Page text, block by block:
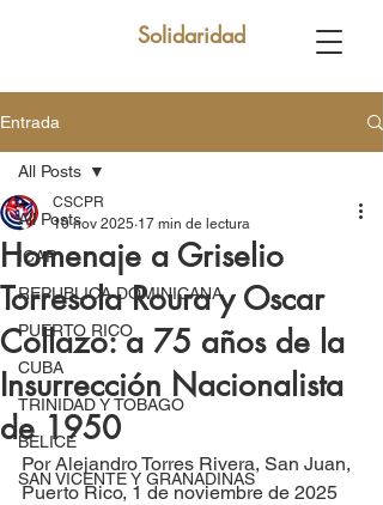
Solidaridad
Entrada
All Posts
ICAP
REPUBLICA DOMINICANA
PUERTO RICO
CUBA
TRINIDAD Y TOBAGO
BELICE
SAN VICENTE Y GRANADINAS
All Posts
Homenaje a Griselio
Torresola Roura y Oscar
Collazo: a 75 años de la
Insurrección Nacionalista
de 1950
CSCPR
10 nov 2025 17 min de lectura
Por Alejandro Torres Rivera, San Juan,
Puerto Rico, 1 de noviembre de 2025